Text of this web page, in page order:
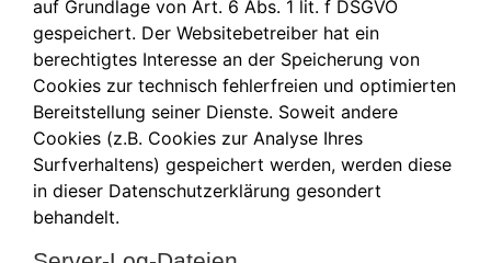
auf Grundlage von Art. 6 Abs. 1 lit. f DSGVO
gespeichert. Der Websitebetreiber hat ein
berechtigtes Interesse an der Speicherung von
Cookies zur technisch fehlerfreien und optimierten
Bereitstellung seiner Dienste. Soweit andere
Cookies (z.B. Cookies zur Analyse Ihres
Surfverhaltens) gespeichert werden, werden diese
in dieser Datenschutzerklärung gesondert
behandelt.